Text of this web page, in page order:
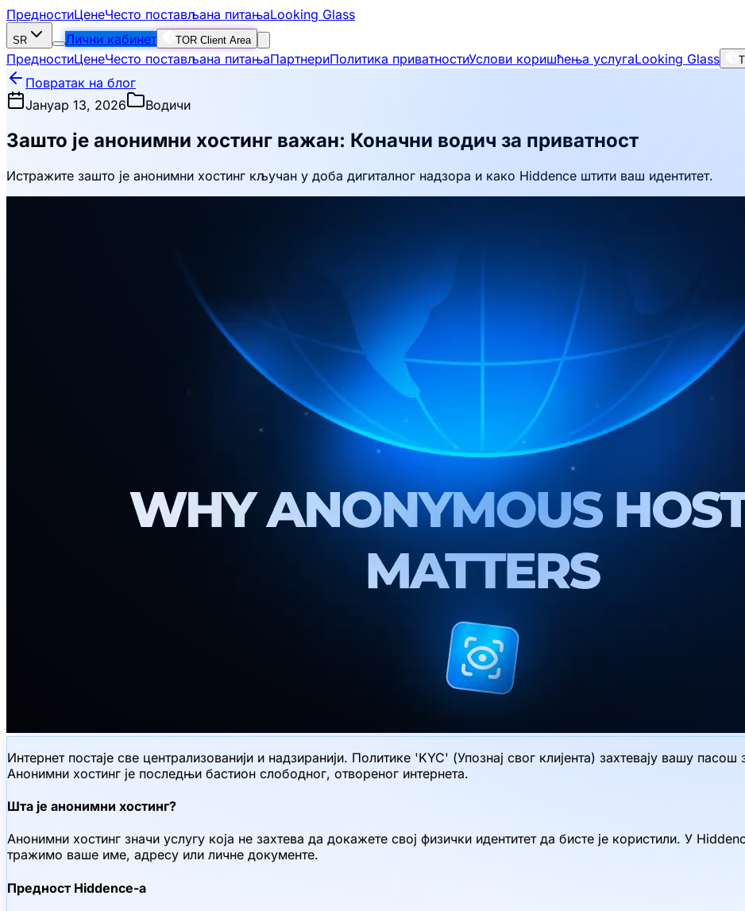
ПредностиЦенеЧесто постављана питањаLooking Glass
SR Лични кабинет TOR Client Area
ПредностиЦенеЧесто постављана питањаПартнериПолитика приватностиУслови коришћења услугаLooking Glass
Повратак на блог
Јануар 13, 2026
Водичи
Зашто је анонимни хостинг важан: Коначни водич за приватност
Истражите зашто је анонимни хостинг кључан у доба дигиталног надзора и како Hiddence штити ваш идентитет.
Интернет постаје све централизованији и надзиранији. Политике 'KYC' (Упознај свог клијента) захтевају вашу
Анонимни хостинг је последњи бастион слободног, отвореног интернета.
Шта је анонимни хостинг?
Анонимни хостинг значи услугу која не захтева да докажете свој физички идентитет да бисте је користили. У
тражимо ваше име, адресу или личне документе.
Предност Hiddence-а